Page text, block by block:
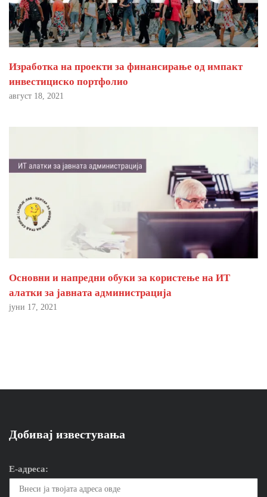
Изработка на проекти за финансирање од импакт
инвестициско портфолио
август 18, 2021
Основни и напредни обуки за користење на ИТ
алатки за јавната администрација
јуни 17, 2021
Добивај известувања
Е-адреса: